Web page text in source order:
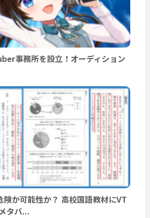
事務所を設立！オーディション
険か可能性か？ 高校国語教材にVT
タバ...